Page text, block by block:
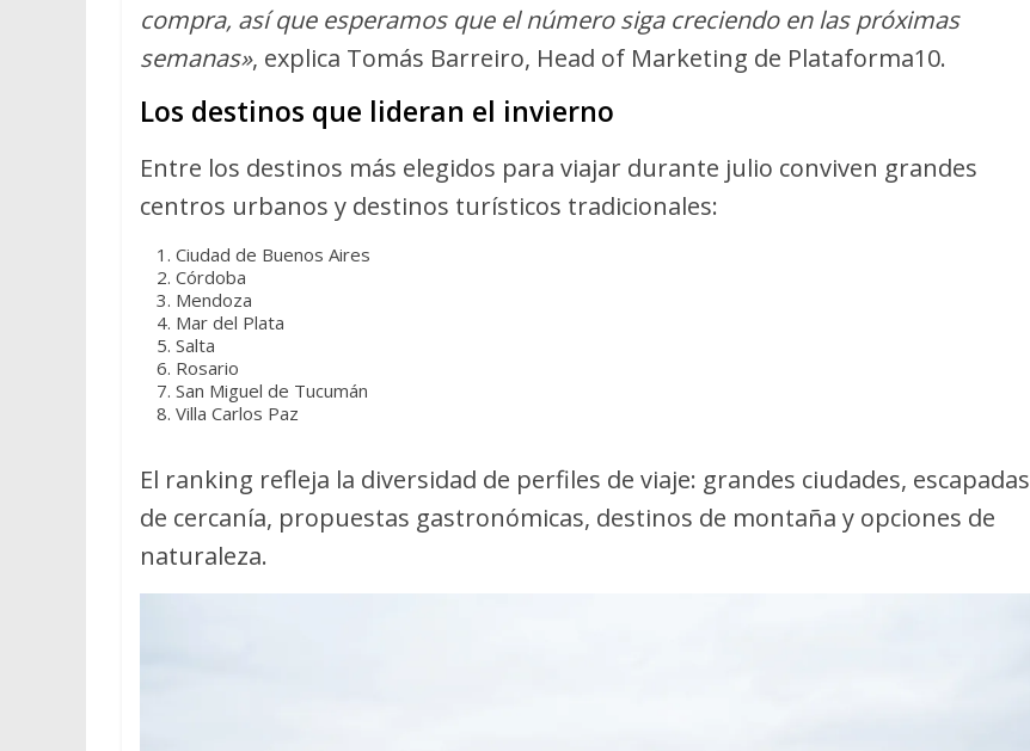
compra, así que esperamos que el número siga creciendo en las próximas
semanas», explica Tomás Barreiro, Head of Marketing de Plataforma10.
Los destinos que lideran el invierno
Entre los destinos más elegidos para viajar durante julio conviven grandes
centros urbanos y destinos turísticos tradicionales:
Ciudad de Buenos Aires
Córdoba
Mendoza
Mar del Plata
Salta
Rosario
San Miguel de Tucumán
Villa Carlos Paz
El ranking refleja la diversidad de perfiles de viaje: grandes ciudades, escapadas
de cercanía, propuestas gastronómicas, destinos de montaña y opciones de
naturaleza.